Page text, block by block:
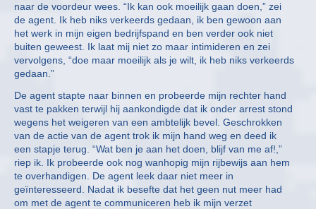
naar de voordeur wees. “Ik kan ook moeilijk gaan doen,” zei
de agent. Ik heb niks verkeerds gedaan, ik ben gewoon aan
het werk in mijn eigen bedrijfspand en ben verder ook niet
buiten geweest. Ik laat mij niet zo maar intimideren en zei
vervolgens, “doe maar moeilijk als je wilt, ik heb niks verkeerds
gedaan.”
De agent stapte naar binnen en probeerde mijn rechter hand
vast te pakken terwijl hij aankondigde dat ik onder arrest stond
wegens het weigeren van een ambtelijk bevel. Geschrokken
van de actie van de agent trok ik mijn hand weg en deed ik
een stapje terug. “Wat ben je aan het doen, blijf van me af!,”
riep ik. Ik probeerde ook nog wanhopig mijn rijbewijs aan hem
te overhandigen. De agent leek daar niet meer in
geïnteresseerd. Nadat ik besefte dat het geen nut meer had
om met de agent te communiceren heb ik mijn verzet